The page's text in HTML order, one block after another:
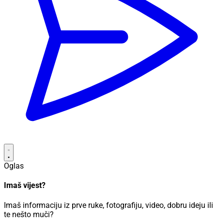
Oglas
Imaš vijest?
Imaš informaciju iz prve ruke, fotografiju, video, dobru ideju ili
te nešto muči?